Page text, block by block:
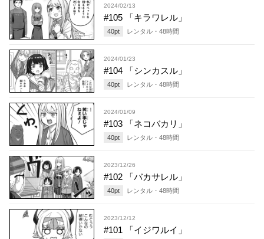
2024/02/13
#105 「キラワレル」
40pt レンタル・ 48時間
2024/01/23
#104 「シンカスル」
40pt レンタル・ 48時間
2024/01/09
#103 「ネコバカリ」
40pt レンタル・ 48時間
2023/12/26
#102 「バカサレル」
40pt レンタル・ 48時間
2023/12/12
#101 「イジワルイ」